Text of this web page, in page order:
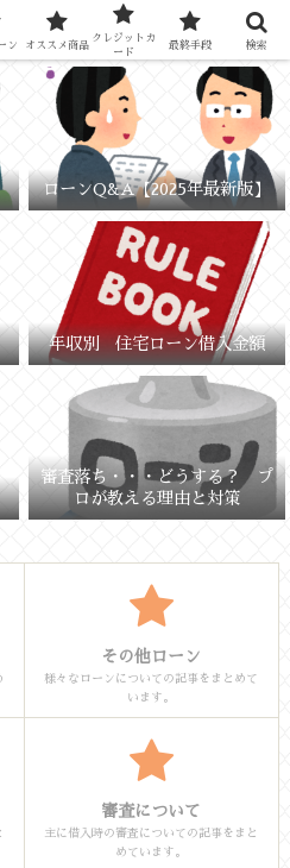
敗しないお金の選び方」
ローンQ&A【2025年最新版】
年収別 住宅ローン借入金額
審査落ち・・・どうする？ プ
ロが教える理由と対策
その他ローン
様々なローンについての記事をまとめて
います。
審査について
主に借入時の審査についての記事をまと
めています。
ン オススメ商品
クレジットカ
ード
最終手段 検索